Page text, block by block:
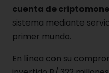
cuenta de
sistema mediante
primer mundo.
En línea con su